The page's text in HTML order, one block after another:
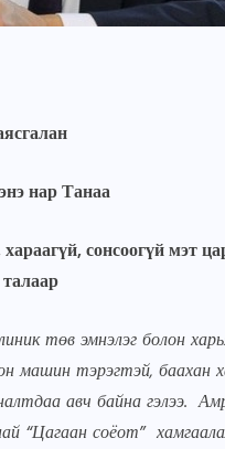
нар Танаа
сонсоогүй мэт
талаар
төв эмнэлэг болон
тэрэгтэй, баахан
авч байна гэлээ.
соёот”
ард